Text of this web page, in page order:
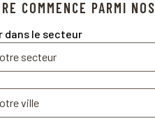
COMMENCE PARMI NOS
dans le secteur